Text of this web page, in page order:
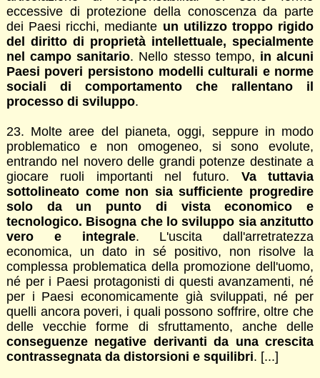
eccessive di protezione della conoscenza da parte
dei Paesi ricchi, mediante un utilizzo troppo rigido
del diritto di proprietà intellettuale, specialmente
nel campo sanitario. Nello stesso tempo, in alcuni
Paesi poveri persistono modelli culturali e norme
sociali di comportamento che rallentano il
processo di sviluppo.
23. Molte aree del pianeta, oggi, seppure in modo
problematico e non omogeneo, si sono evolute,
entrando nel novero delle grandi potenze destinate a
giocare ruoli importanti nel futuro. Va tuttavia
sottolineato come non sia sufficiente progredire
solo da un punto di vista economico e
tecnologico. Bisogna che lo sviluppo sia anzitutto
vero e integrale. L'uscita dall'arretratezza
economica, un dato in sé positivo, non risolve la
complessa problematica della promozione dell'uomo,
né per i Paesi protagonisti di questi avanzamenti, né
per i Paesi economicamente già sviluppati, né per
quelli ancora poveri, i quali possono soffrire, oltre che
delle vecchie forme di sfruttamento, anche delle
conseguenze negative derivanti da una crescita
contrassegnata da distorsioni e squilibri. [...]